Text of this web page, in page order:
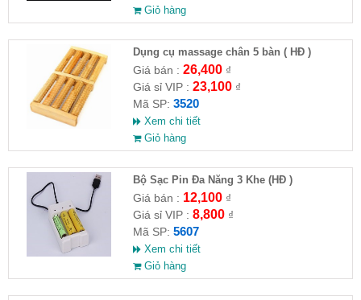
Giỏ hàng
Dụng cụ massage chân 5 bàn ( HĐ )
Giá bán : 26,400₫
Giá sỉ VIP : 23,100₫
Mã SP: 3520
Xem chi tiết
Giỏ hàng
Bộ Sạc Pin Đa Năng 3 Khe (HĐ )
Giá bán : 12,100₫
Giá sỉ VIP : 8,800₫
Mã SP: 5607
Xem chi tiết
Giỏ hàng